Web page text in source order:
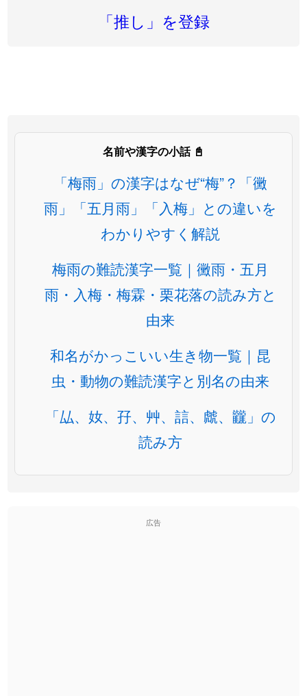
「推し」を登録
名前や漢字の小話 📓
「梅雨」の漢字はなぜ“梅”？「黴
雨」「五月雨」「入梅」との違いを
わかりやすく解説
梅雨の難読漢字一覧｜黴雨・五月
雨・入梅・梅霖・栗花落の読み方と
由来
和名がかっこいい生き物一覧｜昆
虫・動物の難読漢字と別名の由来
「厸、奻、孖、艸、誩、虤、龖」の
読み方
広告